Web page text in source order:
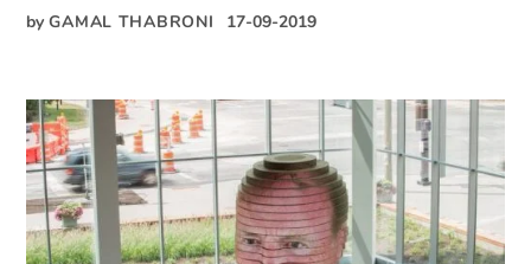
by GAMAL THABRONI 17-09-2019